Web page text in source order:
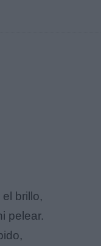
brillo,
pelear.